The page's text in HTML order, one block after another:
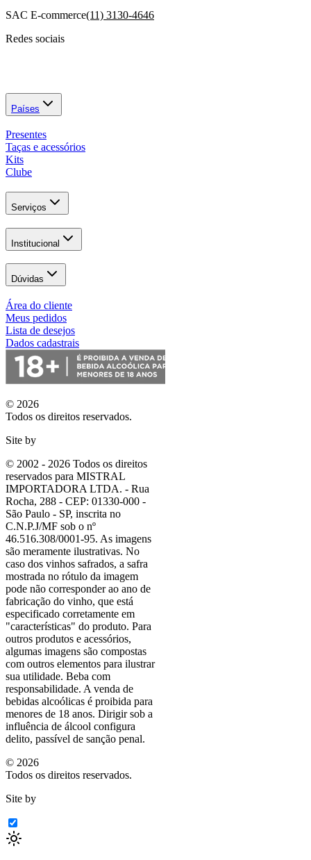
SAC E-commerce(11) 3130-4646
Redes sociais
Países
Presentes
Taças e acessórios
Kits
Clube
Serviços
Institucional
Dúvidas
Área do cliente
Meus pedidos
Lista de desejos
Dados cadastrais
© 2026
Todos os direitos reservados.
Site by
© 2002 - 2026 Todos os direitos
reservados para MISTRAL
IMPORTADORA LTDA. - Rua
Rocha, 288 - CEP: 01330-000 -
São Paulo - SP, inscrita no
C.N.P.J/MF sob o nº
46.516.308/0001-95. As imagens
são meramente ilustrativas. No
caso dos vinhos safrados, a safra
mostrada no rótulo da imagem
pode não corresponder ao ano de
fabricação do vinho, que está
especificado corretamente em
"características" do produto. Para
outros produtos e acessórios,
algumas imagens são compostas
com outros elementos para ilustrar
sua utilidade. Beba com
responsabilidade. A venda de
bebidas alcoólicas é proibida para
menores de 18 anos. Dirigir sob a
influência de álcool configura
delito, passível de sanção penal.
© 2026
Todos os direitos reservados.
Site by